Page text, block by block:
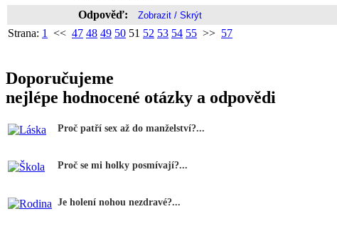
Odpověď:
Strana: 1 << 47 48 49 50 51 52 53 54 55 >> 57
Doporučujeme
nejlépe hodnocené otázky a odpovědi
Proč patří sex až do manželství?...
Proč se mi holky posmívají?...
Je holení nohou nezdravé?...